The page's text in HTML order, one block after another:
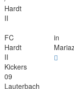
Hardt
II
FC
Hardt
II
Kickers
09
Lauterbach
in